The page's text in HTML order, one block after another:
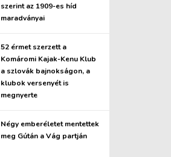
szerint az 1909-es híd
maradványai
52 érmet szerzett a
Komáromi Kajak-Kenu Klub
a szlovák bajnokságon, a
klubok versenyét is
megnyerte
Négy emberéletet mentettek
meg Gútán a Vág partján